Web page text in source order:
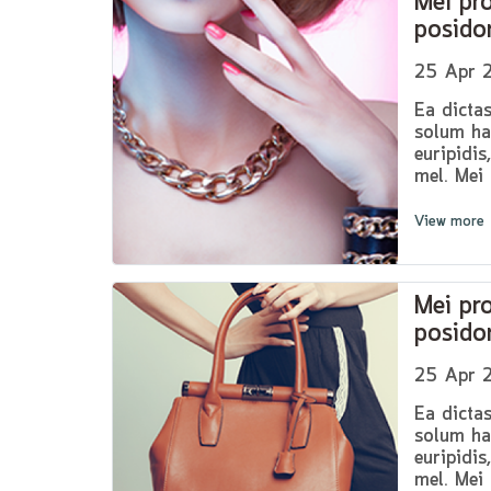
25 Apr
Ea
solum
mel.
volutpat
At
View more
Mei
25 Apr
Ea
solum
mel.